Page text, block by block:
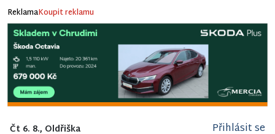
ReklamaKoupit reklamu
Čt 6. 8., Oldřiška Přihlásit se